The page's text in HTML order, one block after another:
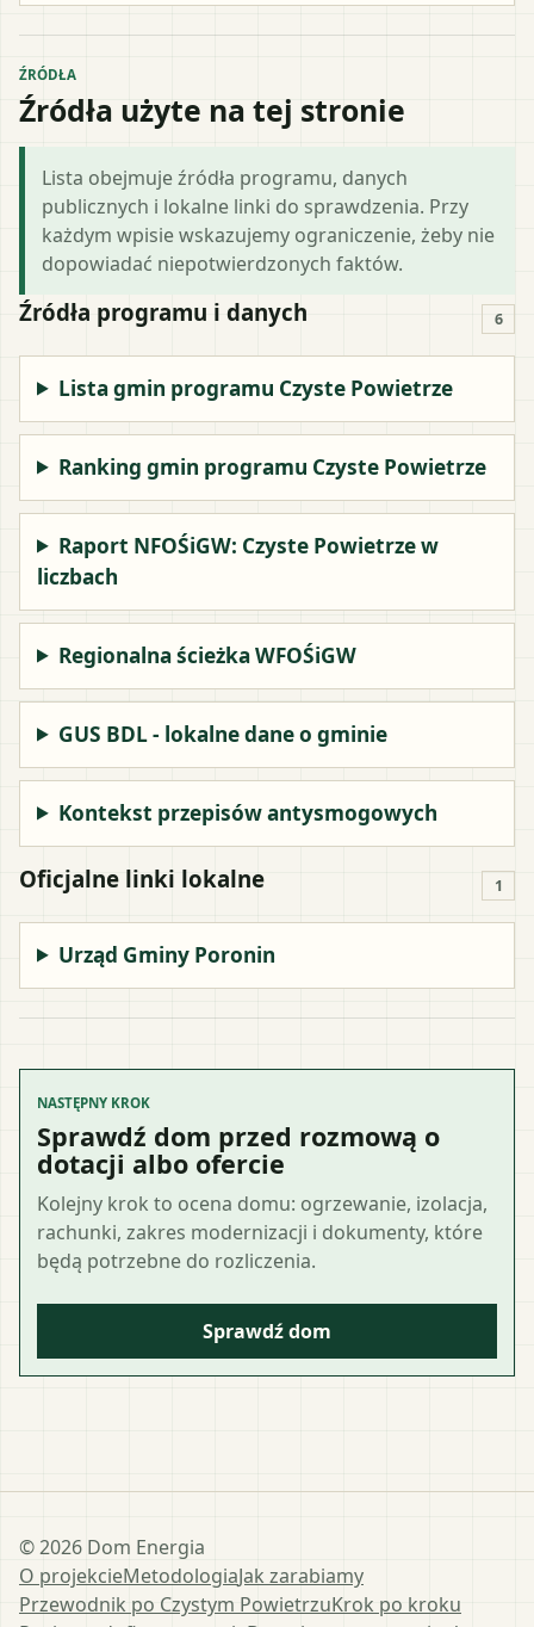
ŹRÓDŁA
Źródła użyte na tej stronie
Lista obejmuje źródła programu, danych
publicznych i lokalne linki do sprawdzenia. Przy
każdym wpisie wskazujemy ograniczenie, żeby nie
dopowiadać niepotwierdzonych faktów.
Źródła programu i danych 6
Lista gmin programu Czyste Powietrze
Ranking gmin programu Czyste Powietrze
Raport NFOŚiGW: Czyste Powietrze w
liczbach
Regionalna ścieżka WFOŚiGW
GUS BDL - lokalne dane o gminie
Kontekst przepisów antysmogowych
Oficjalne linki lokalne 1
Urząd Gminy Poronin
NASTĘPNY KROK
Sprawdź dom przed rozmową o
dotacji albo ofercie
Kolejny krok to ocena domu: ogrzewanie, izolacja,
rachunki, zakres modernizacji i dokumenty, które
będą potrzebne do rozliczenia.
Sprawdź dom
©2026 Dom Energia
O projekcieMetodologiaJak zarabiamy
Przewodnik po Czystym PowietrzuKrok po kroku